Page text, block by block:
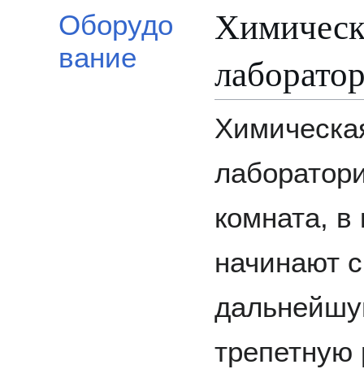
Оборудо
вание
комната, в
начинают
трепетную